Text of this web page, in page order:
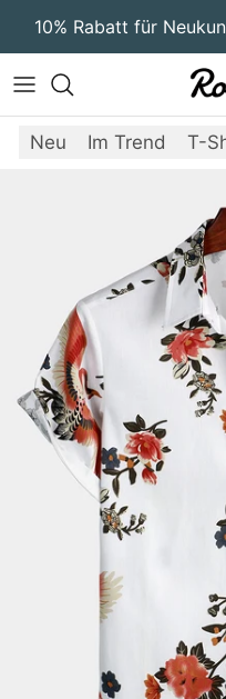
Direkt zum Inhalt
10% Rabatt für
Neu Im Trend T-